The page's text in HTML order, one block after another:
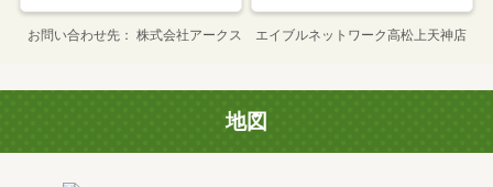
お問い合わせ先 株式会社アークス エイブルネットワーク高松上天神店
地図